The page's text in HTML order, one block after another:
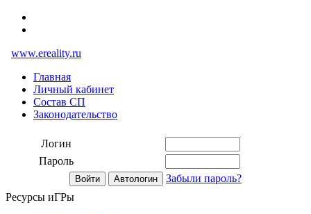
www.ereality.ru
Главная
Личный кабинет
Состав СП
Законодательство
Логин
Пароль
Забыли пароль?
Ресурсы иГРы